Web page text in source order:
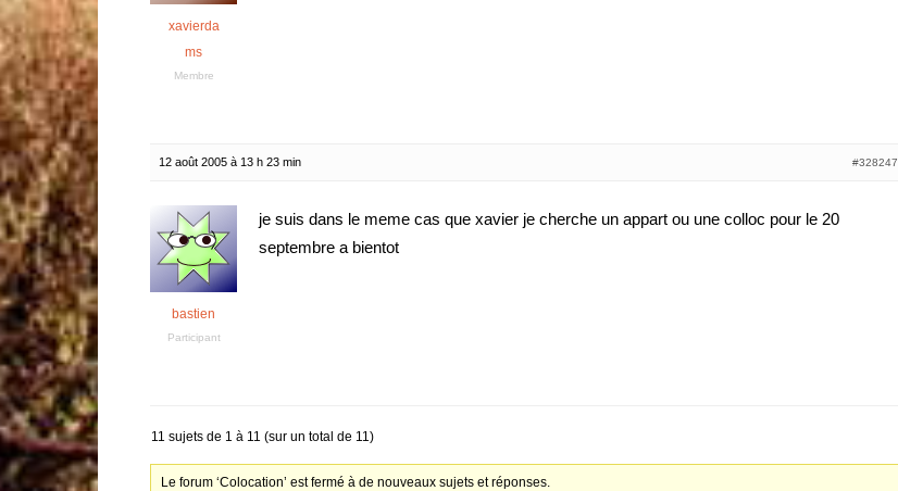
xavierda
ms
Membre
12 août 2005 à 13 h 23 min #328247
bastien
Participant
je suis dans le meme cas que xavier je cherche un appart ou une colloc pour le 20
septembre a bientot
11 sujets de 1 à 11 (sur un total de 11)
Le forum ‘Colocation’ est fermé à de nouveaux sujets et réponses.